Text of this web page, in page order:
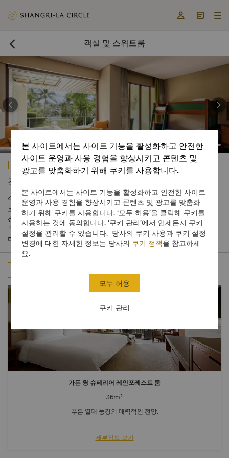
  
 객실 및 스위트룸
 
샹그릴라 라사 리아, 코타 키나발루
객실 및 스위트
494개의 고급스러운 객실과 스위트룸을 갖춘 샹그릴라 라사 리아
코타키나발루는 세월이 흘러도 변치 않는 사바의 유산을 곳곳에서
선보이며 매혹적인 경치를 자랑합니다. 객실은 자연에서 영감을 받
은 럭셔리한 가구와 말레이식 전통 장식으로 꾸며져 평화로운 열대
지역의 분위기를 담았습니다.
가든 윙은 리조트를 둘러싼 울창한 숲의 자연 경관을 돋보이게 해주
는 자연에서 영감을 받은 인테리어 디자인과 남중국해의 해안의 파
사합니다.
오션 윙 주니어 스위트는 프라이버시와 최고급 럭셔리 라이프를 원
하는 안목 있는 여행자를 위해 새로운 차원의 서비스를 제공합니다.
도착해서 떠날 때까지 오션 윙 투숙객은 체크인 시설이 있는 전용 로
비를 통한 특별한 도착, Nespresso™ 머신, 도착 시 이용 가능한 미
니 바(다양한 무알콜 음료 및 스낵 포함), 오션 윙 전용 수영장, 자쿠
지 수영장, 정원 공간 특별 입장 및 맞춤 베개 메뉴 등 특별한 혜택과
맞춤 서비스를 통해 품격 있는 휴가를 즐기실 수 있습니다.
더 보기
가든 윙 슈페리어 레인포레스트 룸
36m²
푸른 열대 풍경의 매력적인 전망.
세부정보 보기
본 사이트에서는 사이트 기능을 활성화하고 안전한
사이트 운영과 사용 경험을 향상시키고 콘텐츠 및
광고를 맞춤화하기 위해 쿠키를 사용합니다.
본 사이트에서는 사이트 기능을 활성화하고 안전한 사이트
운영과 사용 경험을 향상시키고 콘텐츠 및 광고를 맞춤화
하기 위해 쿠키를 사용합니다. ‘모두 허용’을 클릭해 쿠키를
사용하는 것에 동의합니다. ‘쿠키 관리’에서 언제든지 쿠키
설정을 관리할 수 있습니다. 당사의 쿠키 사용과 쿠키 설정
변경에 대한 자세한 정보는 당사의 쿠키 정책을 참고하세
요.
쿠키 관리
모두 허용